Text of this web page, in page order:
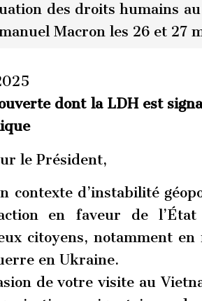
des droits humains
Macron les 26 et 27
dont la LDH est
le Président,
contexte d’instabilité
en faveur de
citoyens, notamment
en Ukraine.
de votre visite au